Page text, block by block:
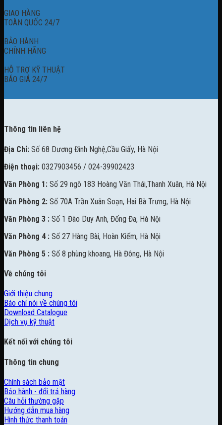
GIAO HÀNG
TOÀN QUỐC 24/7
BẢO HÀNH
CHÍNH HÃNG
HỖ TRỢ KỸ THUẬT
BÁO GIÁ 24/7
Thông tin liên hệ
Địa Chỉ: Số 68 Dương Đình Nghệ,Cầu Giấy, Hà Nội
Điện thoại: 0327903456 / 024-39902423
Văn Phòng 1: Số 29 ngõ 183 Hoàng Văn Thái,Thanh Xuân, Hà Nội
Văn Phòng 2: Số 70A Trần Xuân Soạn, Hai Bà Trưng, Hà Nội
Văn Phòng 3 : Số 1 Đào Duy Anh, Đống Đa, Hà Nội
Văn Phòng 4 : Số 27 Hàng Bài, Hoàn Kiếm, Hà Nội
Văn Phòng 5 : Số 8 phùng khoang, Hà Đông, Hà Nội
Về chúng tôi
Giới thiệu chung
Báo chí nói về chúng tôi
Download Catalogue
Dịch vụ kỹ thuật
Kết nối với chúng tôi
Thông tin chung
Chính sách bảo mật
Bảo hành - đổi trả hàng
Câu hỏi thường gặp
Hướng dẫn mua hàng
Hình thức thanh toán